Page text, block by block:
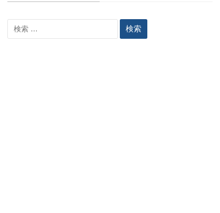
索: